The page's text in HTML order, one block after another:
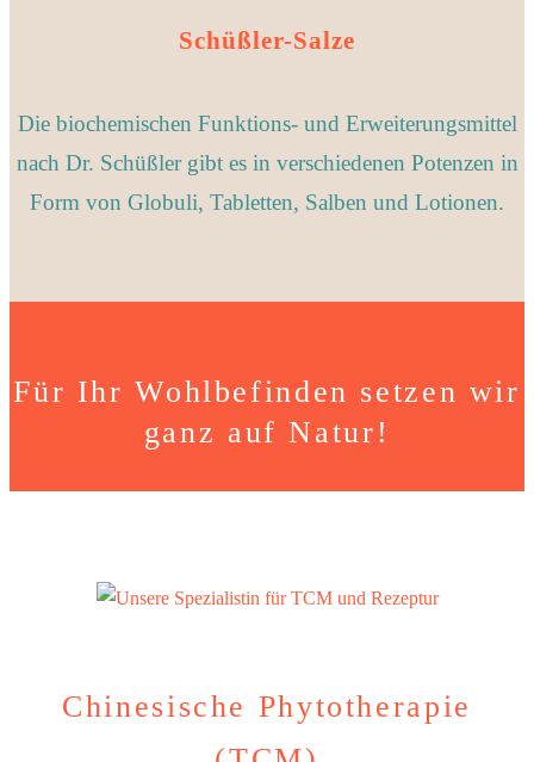
Schüßler-Salze
Die biochemischen Funktions- und Erweiterungsmittel
nach Dr. Schüßler gibt es in verschiedenen Potenzen in
Form von Globuli, Tabletten, Salben und Lotionen.
Für Ihr Wohlbefinden setzen wir
ganz auf Natur!
Chinesische Phytotherapie